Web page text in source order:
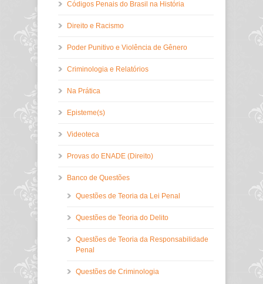
Códigos Penais do Brasil na História
Direito e Racismo
Poder Punitivo e Violência de Gênero
Criminologia e Relatórios
Na Prática
Episteme(s)
Videoteca
Provas do ENADE (Direito)
Banco de Questões
Questões de Teoria da Lei Penal
Questões de Teoria do Delito
Questões de Teoria da Responsabilidade
Penal
Questões de Criminologia